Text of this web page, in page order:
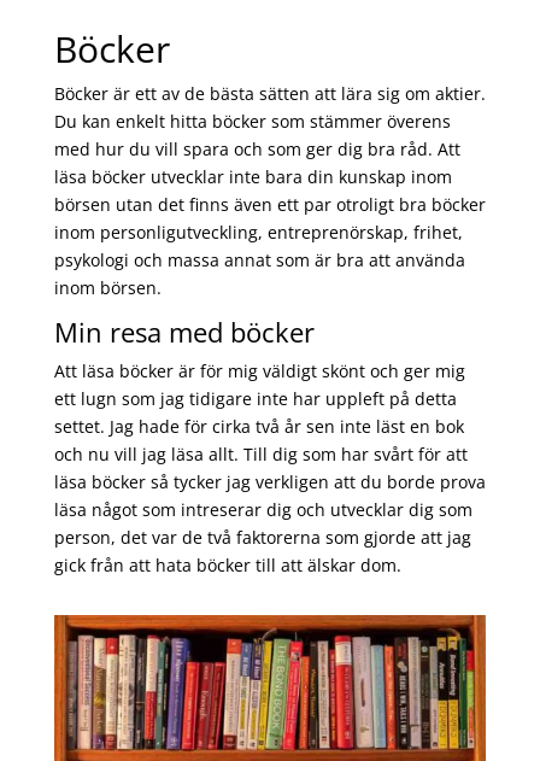
Böcker
Böcker är ett av de bästa sätten att lära sig om aktier.
Du kan enkelt hitta böcker som stämmer överens
med hur du vill spara och som ger dig bra råd. Att
läsa böcker utvecklar inte bara din kunskap inom
börsen utan det finns även ett par otroligt bra böcker
inom personligutveckling, entreprenörskap, frihet,
psykologi och massa annat som är bra att använda
inom börsen.
Min resa med böcker
Att läsa böcker är för mig väldigt skönt och ger mig
ett lugn som jag tidigare inte har uppleft på detta
settet. Jag hade för cirka två år sen inte läst en bok
och nu vill jag läsa allt. Till dig som har svårt för att
läsa böcker så tycker jag verkligen att du borde prova
läsa något som intreserar dig och utvecklar dig som
person, det var de två faktorerna som gjorde att jag
gick från att hata böcker till att älskar dom.